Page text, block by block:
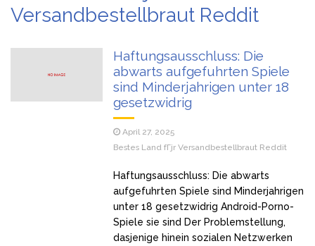
kako izgleda, Šaban joj ostavio miIione, vilu i jahtu, sve
Ivan ima 3 žene i hoće još: Kad me jedna naIjuti, onda joj ne
dam s*ks mjesec dana – evo šta one kažu (Video)
mogu i do 15 puta za jednu n0ć, kao bik sam, pružam
nezaboravno iskustvo – ne želim ništa star0 i mršav0
Versandbestellbraut Reddit
Haftungsausschluss: Die
abwarts aufgefuhrten Spiele
sind Minderjahrigen unter 18
gesetzwidrig
April 27, 2025
Bestes Land fГјr Versandbestellbraut Reddit
Haftungsausschluss: Die abwarts
aufgefuhrten Spiele sind Minderjahrigen
unter 18 gesetzwidrig Android-Porno-
Spiele sie sind Der Problemstellung,
dasjenige hinein sozialen Netzwerken